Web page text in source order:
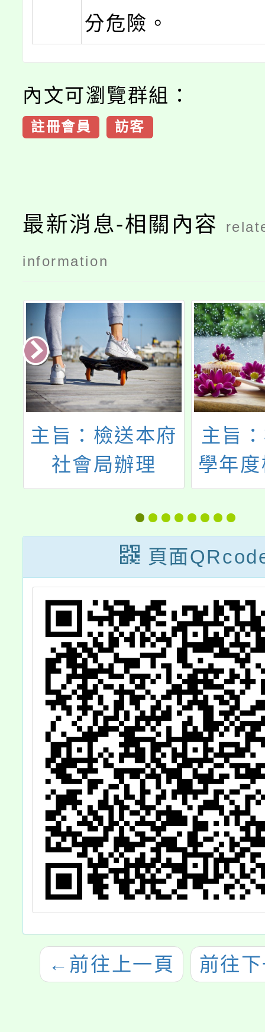
分危險。
內文可瀏覽群組：
註冊會員 訪客
最新消息-相關內容
information
主旨：檢送114
學年度桃連區高
級中等學校免試
入學比序項目
「多元學習表
現」項目積分審
查實施計畫及
「114學年度桃
連區高級中等學
校免試入學國中
端比序項目多元
學習才藝表現項
目採計一覽表」
各1份，請貴校
依計畫辦理，請
查照。
主旨
錄取
發展署
署)「
外圓
畫」
宜，
請
頁面
← 前往上一頁 前往